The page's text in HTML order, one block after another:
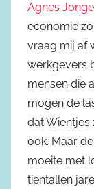
Agnes
economie
vraag mij af
werkgevers
mensen die
mogen de
dat Wientjes
ook. Maar
moeite met
tientallen